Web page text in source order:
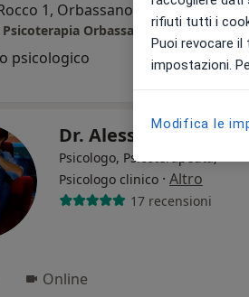
1, Orbassano Mappa
Orbassano
psicologico da
Dr. Alessandro Cerri
Psicologo, Psicoterapeuta,
Psicologo clinico · Altro
17 recensioni
Online
rifiuti tutti i
Puoi revocare
impostazioni.
Modifica le